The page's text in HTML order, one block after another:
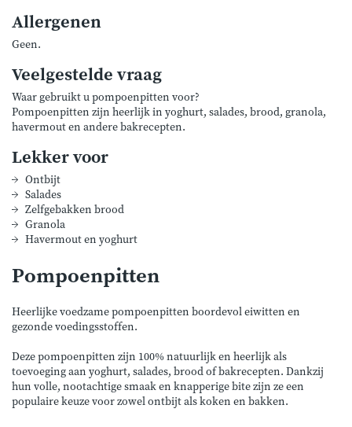
Allergenen
Geen.
Veelgestelde vraag
Waar gebruikt u pompoenpitten voor?
Pompoenpitten zijn heerlijk in yoghurt, salades, brood, granola,
havermout en andere bakrecepten.
Lekker voor
Ontbijt
Salades
Zelfgebakken brood
Granola
Havermout en yoghurt
Pompoenpitten
Heerlijke voedzame pompoenpitten boordevol eiwitten en
gezonde voedingsstoffen.
Deze pompoenpitten zijn 100% natuurlijk en heerlijk als
toevoeging aan yoghurt, salades, brood of bakrecepten. Dankzij
hun volle, nootachtige smaak en knapperige bite zijn ze een
populaire keuze voor zowel ontbijt als koken en bakken.